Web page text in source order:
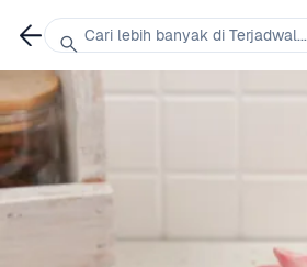
Cari lebih banyak di Terjadwal...